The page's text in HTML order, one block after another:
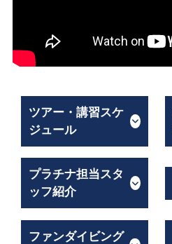
ツアー・講習スケ
ジュール
プラチナ担当スタ
ッフ紹介
ファンダイビング